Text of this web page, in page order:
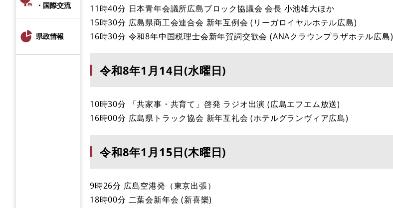
・国際交流
県政情報
11時40分 日本青年会議所広島ブロック協議会 会長 小池雄大ほか
15時30分 広島県商工会連合会 新年互例会 (リーガロイヤルホテル広島)
16時30分 令和8年中国税理士会新年賀詞交歓会 (ANAクラウンプラザホテル広島)
令和8年1月14日(水曜日)
10時30分 「共家事・共育て」啓発 ラジオ出演 (広島エフエム放送)
16時00分 広島県トラック協会 新年互礼会 (ホテルグランヴィア広島)
令和8年1月15日(木曜日)
9時26分 広島空港発（東京出張）
18時00分 二葉会新年会 (新喜樂)